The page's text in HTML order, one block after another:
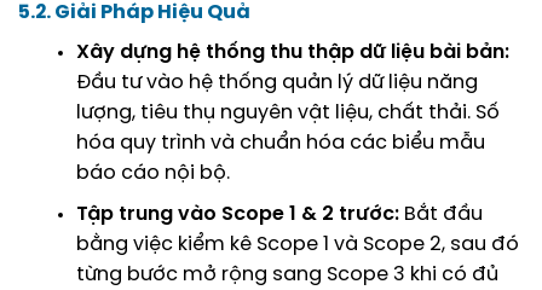
5.2. Giải Pháp Hiệu Quả
Xây dựng hệ thống thu thập dữ liệu bài bản:
Đầu tư vào hệ thống quản lý dữ liệu năng
lượng, tiêu thụ nguyên vật liệu, chất thải. Số
hóa quy trình và chuẩn hóa các biểu mẫu
báo cáo nội bộ.
Tập trung vào Scope 1 & 2 trước: Bắt đầu
bằng việc kiểm kê Scope 1 và Scope 2, sau đó
từng bước mở rộng sang Scope 3 khi có đủ